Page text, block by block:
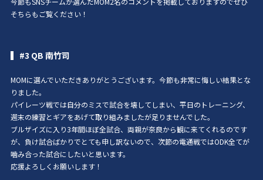
そちらもご覧ください！
#3 QB 南竹司
MOMに選んでいただきありがとうございます。今節も非常に悔しい結果とな
りました。
パイレーツ戦では自分のミスで試合を壊してしまい、平日のトレーニング、
週末の練習とギアをあげて取り組みましたが足りませんでした。
ブルザイズに入り3年間ほぼ全試合、両親が奈良から観に来てくれるのです
が、負け試合ばかりでとても申し訳ないので、次節の電通戦ではODK全てが
噛み合った試合にしたいと思います。
応援よろしくお願いします！